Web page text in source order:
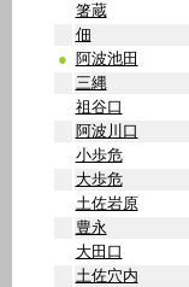
箸蔵
佃
● 阿波池田
三縄
祖谷口
阿波川口
小歩危
大歩危
土佐岩原
豊永
大田口
土佐穴内